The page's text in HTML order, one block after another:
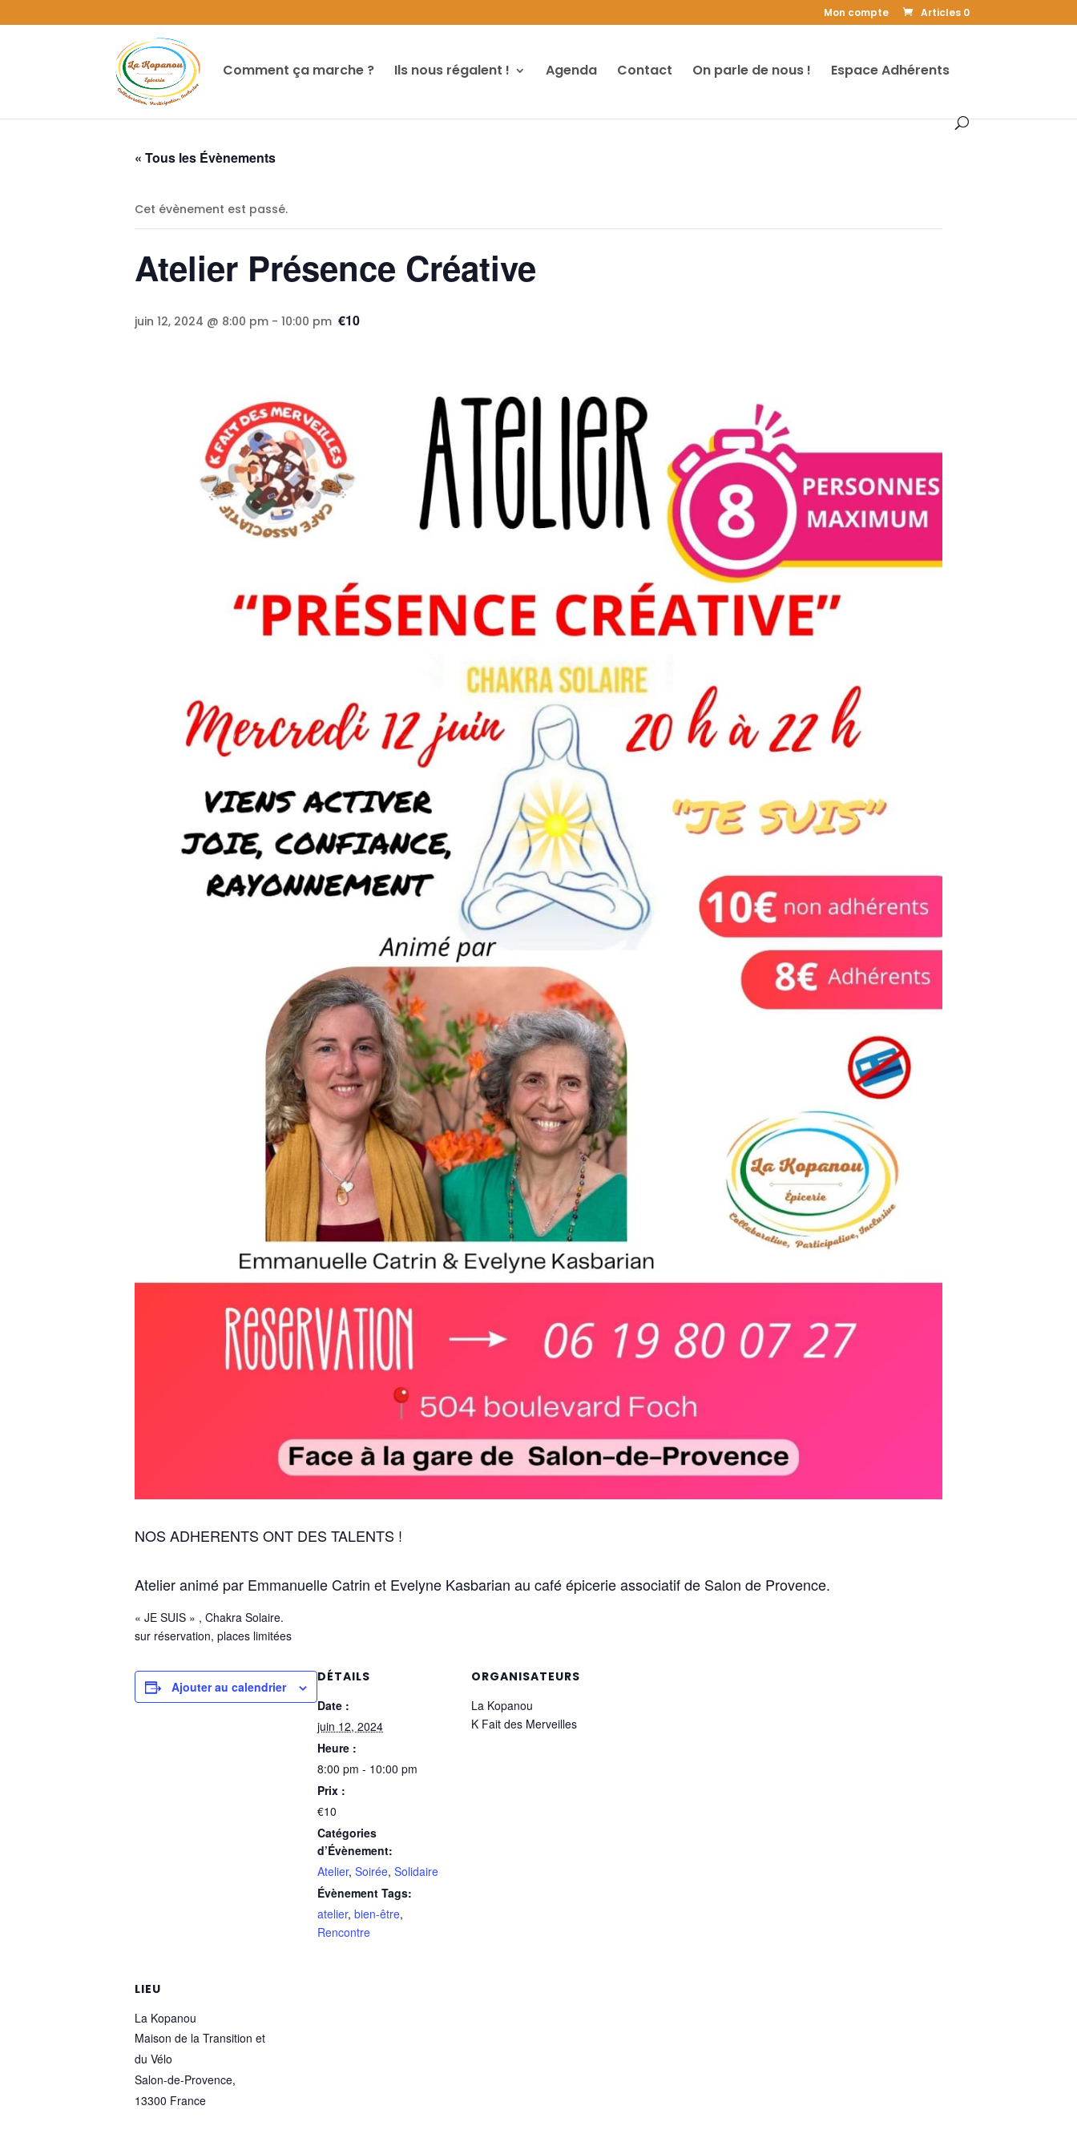
Mon compte Articles 0
Comment ça marche ? Ils nous régalent ! Agenda Contact On parle de nous ! Espace Adhérents
« Tous les Évènements
Cet évènement est passé.
Atelier Présence Créative
juin 12, 2024 @ 8:00 pm - 10:00 pm €10
NOS ADHERENTS ONT DES TALENTS !
Atelier animé par Emmanuelle Catrin et Evelyne Kasbarian au café épicerie associatif de Salon de Provence.
« JE SUIS » , Chakra Solaire.
sur réservation, places limitées
Ajouter au calendrier
DÉTAILS
Date :
juin 12, 2024
Heure :
8:00 pm - 10:00 pm
Prix :
€10
Catégories
d’Évènement:
Atelier, Soirée, Solidaire
Évènement Tags:
atelier, bien-être,
Rencontre
ORGANISATEURS
La Kopanou
K Fait des Merveilles
LIEU
La Kopanou
Maison de la Transition et
du Vélo
Salon-de-Provence,
13300 France